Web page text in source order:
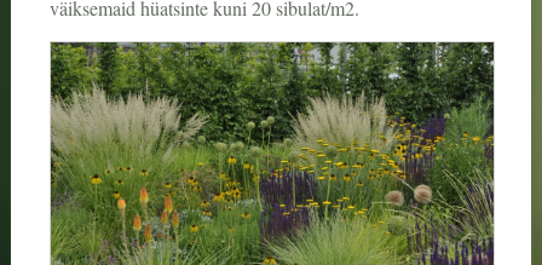
väiksemaid hüatsinte kuni 20 sibulat/m2.